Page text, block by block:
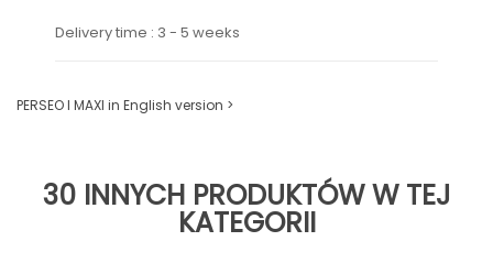
Delivery time : 3 - 5 weeks
PERSEO I MAXI in English version >
30 INNYCH PRODUKTÓW W TEJ
KATEGORII